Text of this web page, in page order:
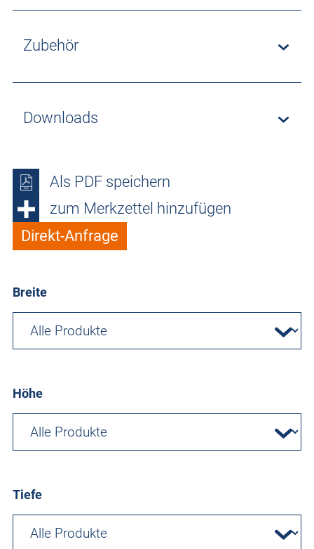
Zubehör
Downloads
Als PDF speichern
zum Merkzettel hinzufügen
Direkt-Anfrage
Breite
Höhe
Tiefe